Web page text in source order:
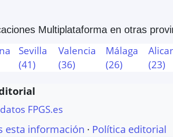
OpenStreetMap
Multiplataforma en otras
Sevilla
(41)
Valencia
(36)
Málaga
(26)
(23)
FPGS.es
esta información · Política editorial